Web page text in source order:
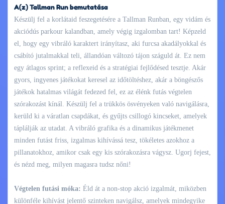
A(z) Tallman Run bemutatása
Készülj fel a korlátaid feszegetésére a Tallman Runban, egy vidám és
akciódús parkour kalandban, amely végig izgalomban tart! Képzeld
el, hogy egy vibráló karaktert irányítasz, aki furcsa akadályokkal és
csábító jutalmakkal teli, állandóan változó tájon száguld át. Ez nem
egy átlagos sprint; a reflexeid és a stratégiai fejlődésed tesztje. Akár
gyors, ingyenes játékokat keresel az időtöltéshez, akár a böngészős
játékok hatalmas világát fedezed fel, ez az élénk futás végtelen
szórakozást kínál. Készülj fel a trükkös ösvényeken való navigálásra,
kerüld ki a váratlan csapdákat, és gyűjts csillogó kincseket, amelyek
táplálják az utadat. A vibráló grafika és a dinamikus játékmenet
minden futást friss, izgalmas kihívássá tesz, tökéletes azokhoz a
pillanatokhoz, amikor csak egy kis szórakozásra vágysz. Ugorj fejest,
és nézd meg, milyen magasra tudsz nőni!
Végtelen futási móka: Éld át a non-stop akció izgalmát, miközben
különféle kihívást jelentő szinteken navigálsz, amelyek mindegyike